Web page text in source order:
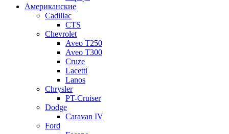
Американские
Cadillac
CTS
Chevrolet
Aveo Т250
Aveo T300
Cruze
Lacetti
Lanos
Chrysler
PT-Cruiser
Dodge
Caravan IV
Ford